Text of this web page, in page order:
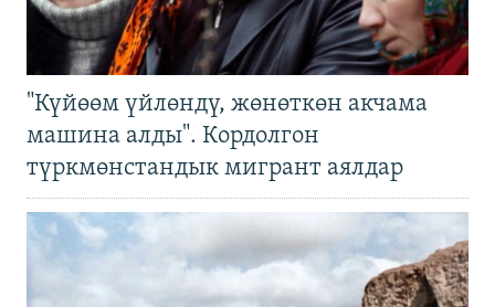
"Күйөөм үйлөндү, жөнөткөн акчама
машина алды". Кордолгон
түркмөнстандык мигрант аялдар